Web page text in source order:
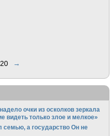
→
очки из осколков зеркала
видеть только злое и мелкое»
семью, а государство Он не